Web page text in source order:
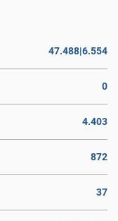
47.488|6.554
0
4.403
872
37